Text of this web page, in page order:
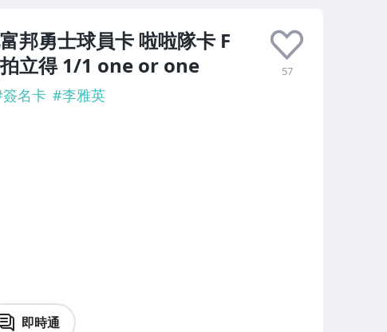
邦勇士球員卡 啦啦隊卡 F
立得 1/1 one or one
57
簽名卡 #李雅英
即時通